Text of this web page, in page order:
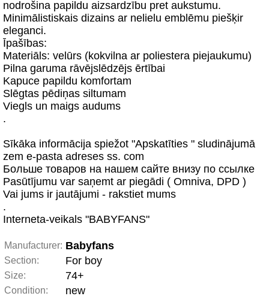
nodrošina papildu aizsardzību pret aukstumu.
Minimālistiskais dizains ar nelielu emblēmu piešķir
eleganci.
Īpašības:
Materiāls: velūrs (kokvilna ar poliestera piejaukumu)
Pilna garuma rāvējslēdzējs ērtībai
Kapuce papildu komfortam
Slēgtas pēdiņas siltumam
Viegls un maigs audums
.
Sīkāka informācija spiežot "Apskatīties " sludinājumā
zem e-pasta adreses ss. com
Больше товаров на нашем сайте внизу по ссылке
Pasūtījumu var saņemt ar piegādi ( Omniva, DPD )
Vai jums ir jautājumi - rakstiet mums
.
Interneta-veikals "BABYFANS"
Manufacturer: Babyfans
Section: For boy
Size: 74+
Condition: new